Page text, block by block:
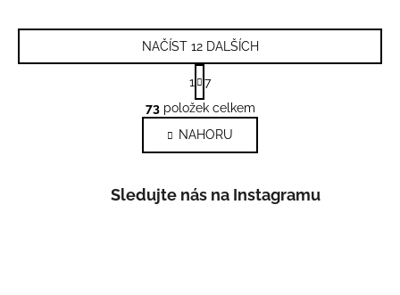
O
v
l
á
a
NAČÍST 12 DALŠÍCH
S
t
r
á
n
k
v
1
7
73položek celkem
NAHORU
Sledujte nás na Instagramu